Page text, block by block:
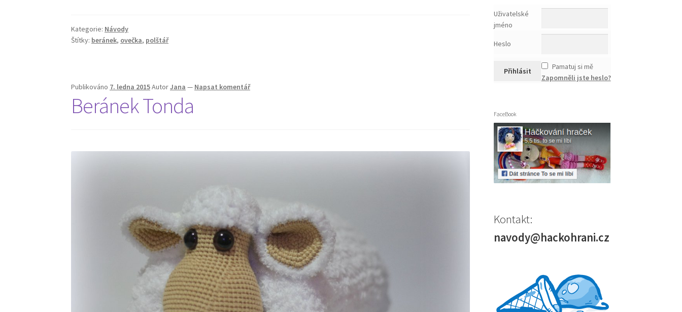
Kategorie: Návody
Štítky: beránek, ovečka, polštář
Publikováno 7. ledna 2015AutorJana — Napsat komentář
Beránek Tonda
Uživatelské
jméno
Heslo
Pamatuj si mě
Zapomněli jste heslo?
FaceBook
Kontakt:
navody@hackohrani.cz